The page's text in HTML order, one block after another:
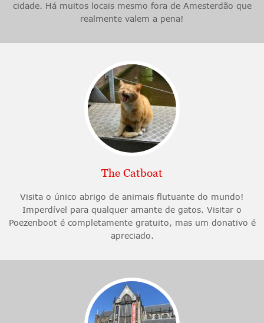
cidade. Há muitos locais mesmo fora de Amesterdão que
realmente valem a pena!
The Catboat
Visita o único abrigo de animais flutuante do mundo!
Imperdível para qualquer amante de gatos. Visitar o
Poezenboot é completamente gratuito, mas um donativo é
apreciado.